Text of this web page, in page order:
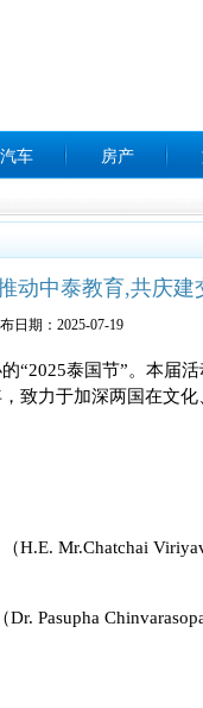
汽车 房产
动中泰教育,共庆建
日期：2025-07-19
“2025泰国节”。本届
致力于加深两国在文
Mr.Chatchai
Pasupha